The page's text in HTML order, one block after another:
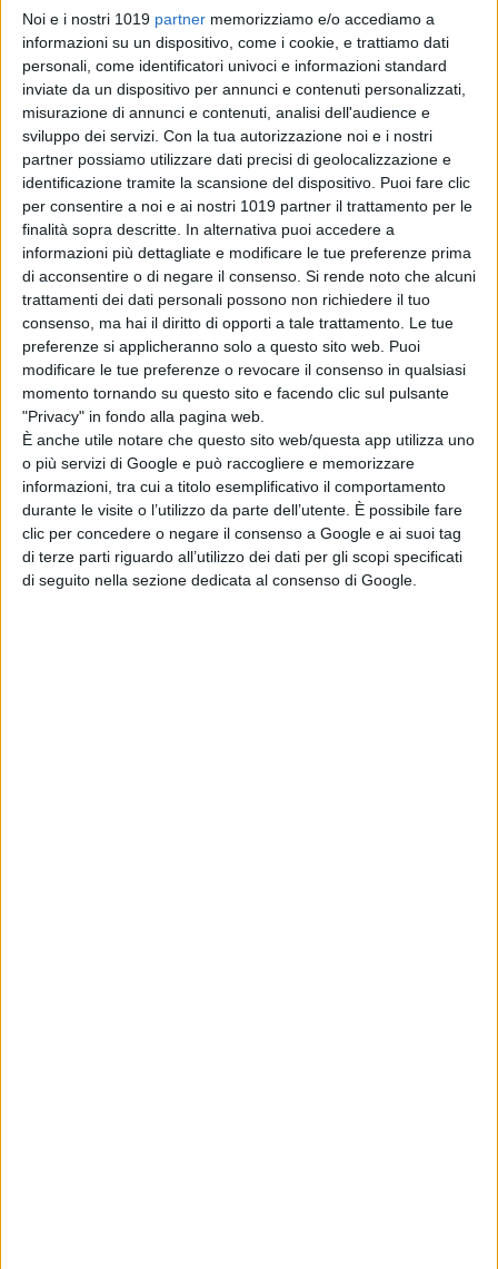
Noi e i nostri 1019 partner memorizziamo e/o accediamo a
informazioni su un dispositivo, come i cookie, e trattiamo dati
personali, come identificatori univoci e informazioni standard
inviate da un dispositivo per annunci e contenuti personalizzati,
misurazione di annunci e contenuti, analisi dell'audience e
sviluppo dei servizi. Con la tua autorizzazione noi e i nostri
partner possiamo utilizzare dati precisi di geolocalizzazione e
identificazione tramite la scansione del dispositivo. Puoi fare clic
per consentire a noi e ai nostri 1019 partner il trattamento per le
finalità sopra descritte. In alternativa puoi accedere a
informazioni più dettagliate e modificare le tue preferenze prima
di acconsentire o di negare il consenso. Si rende noto che alcuni
trattamenti dei dati personali possono non richiedere il tuo
consenso, ma hai il diritto di opporti a tale trattamento. Le tue
preferenze si applicheranno solo a questo sito web. Puoi
modificare le tue preferenze o revocare il consenso in qualsiasi
momento tornando su questo sito e facendo clic sul pulsante
"Privacy" in fondo alla pagina web.
È anche utile notare che questo sito web/questa app utilizza uno
o più servizi di Google e può raccogliere e memorizzare
informazioni, tra cui a titolo esemplificativo il comportamento
durante le visite o l’utilizzo da parte dell’utente. È possibile fare
clic per concedere o negare il consenso a Google e ai suoi tag
di terze parti riguardo all’utilizzo dei dati per gli scopi specificati
di seguito nella sezione dedicata al consenso di Google.
ritrova intrappolato in un incubo
tecnologico: porte che non si
aprono, vetri blindati, nessuna via di
uscita. È solo l’inizio. Dietro tutto
questo c’è William, un uomo che non
crede nella giustizia delle leggi, ma
in quella spietata e personale che si
esercita nell’ombra. Intrappolato nel
veicolo, Eddie dovrà lottare contro il
tempo, contro i propri demoni, e
contro un nemico che conosce ogni
sua mossa. Un thriller ad alta
tensione, claustrofobico e
adrenalinico, dove ogni secondo
conta e la redenzione non è
contemplata.